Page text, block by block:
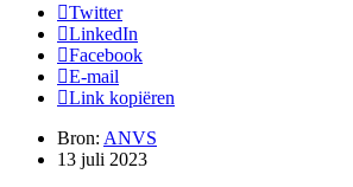
Twitter
LinkedIn
Facebook
E-mail
Link kopiëren
Bron: ANVS
13 juli 2023